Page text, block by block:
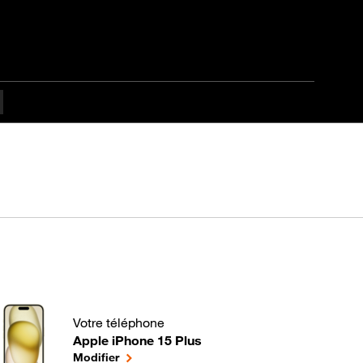
Votre téléphone
Apple iPhone 15 Plus
Comment optimiser la batterie de votre iPhone ?
Modifierle téléphone sélectionné